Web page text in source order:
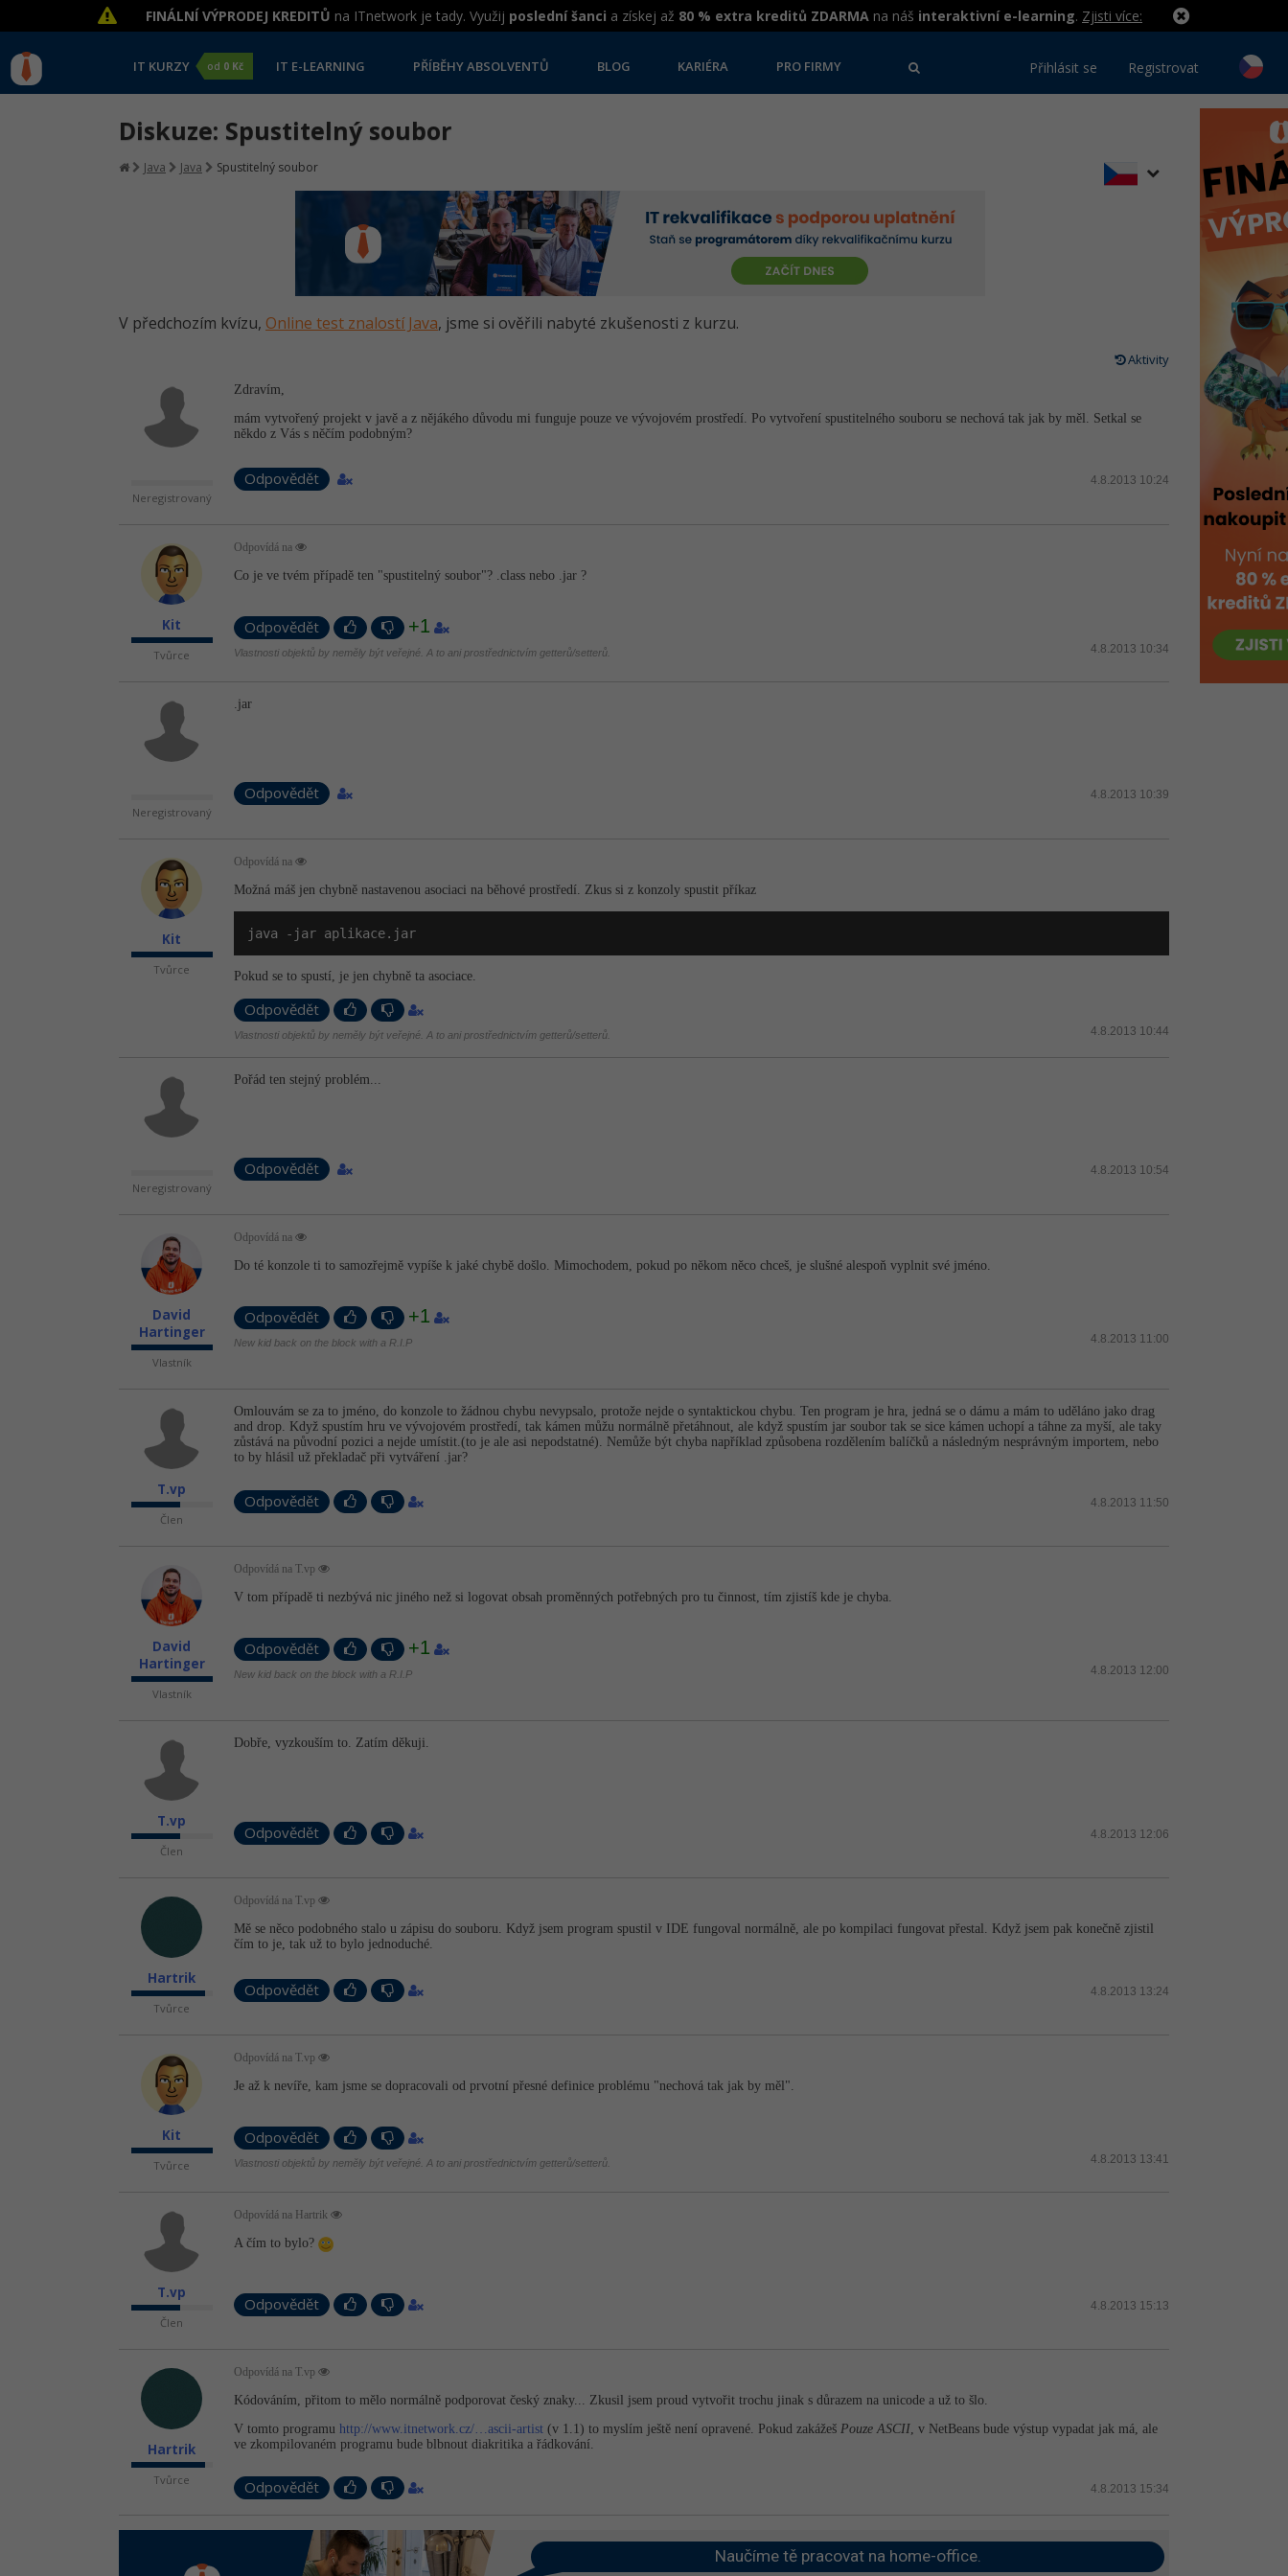
FINÁLNÍ VÝPRODEJ KREDITŮ na ITnetwork je tady. Využij poslední šanci a získej až 80 % extra kreditů ZDARMA na náš interaktivní e-learning. Zjisti více:
IT KURZY od 0 Kč IT E-LEARNING PŘÍBĚHY ABSOLVENTŮ BLOG KARIÉRA PRO FIRMY Přihlásit se Registrovat
Diskuze: Spustitelný soubor
Java Java Spustitelný soubor
V předchozím kvízu, Online test znalostí Java, jsme si ověřili nabyté zkušenosti z kurzu.
Aktivity
Neregistrovaný
Zdravím,
mám vytvořený projekt v javě a z nějákého důvodu mi funguje pouze ve vývojovém prostředí. Po vytvoření spustitelného souboru se nechová tak jak by měl. Setkal se
někdo z Vás s něčím podobným?
Odpovědět 4.8.2013 10:24
Kit
Tvůrce
Odpovídá na
Co je ve tvém případě ten "spustitelný soubor"? .class nebo .jar ?
Odpovědět +1
4.8.2013 10:34
Vlastnosti objektů by neměly být veřejné. A to ani prostřednictvím getterů/setterů.
Neregistrovaný
.jar
Odpovědět 4.8.2013 10:39
Kit
Tvůrce
Odpovídá na
Možná máš jen chybně nastavenou asociaci na běhové prostředí. Zkus si z konzoly spustit příkaz
java -jar aplikace.jar
Pokud se to spustí, je jen chybně ta asociace.
Odpovědět
4.8.2013 10:44
Vlastnosti objektů by neměly být veřejné. A to ani prostřednictvím getterů/setterů.
Neregistrovaný
Pořád ten stejný problém...
Odpovědět 4.8.2013 10:54
David
Hartinger
Vlastník
Odpovídá na
Do té konzole ti to samozřejmě vypíše k jaké chybě došlo. Mimochodem, pokud po někom něco chceš, je slušné alespoň vyplnit své jméno.
Odpovědět +1
4.8.2013 11:00
New kid back on the block with a R.I.P
T.vp
Člen
Omlouvám se za to jméno, do konzole to žádnou chybu nevypsalo, protože nejde o syntaktickou chybu. Ten program je hra, jedná se o dámu a mám to uděláno jako drag
and drop. Když spustím hru ve vývojovém prostředí, tak kámen můžu normálně přetáhnout, ale když spustím jar soubor tak se sice kámen uchopí a táhne za myší, ale taky
zůstává na původní pozici a nejde umístit.(to je ale asi nepodstatné). Nemůže být chyba například způsobena rozdělením balíčků a následným nesprávným importem, nebo
to by hlásil už překladač při vytváření .jar?
Odpovědět 4.8.2013 11:50
David
Hartinger
Vlastník
Odpovídá na T.vp
V tom případě ti nezbývá nic jiného než si logovat obsah proměnných potřebných pro tu činnost, tím zjistíš kde je chyba.
Odpovědět +1
4.8.2013 12:00
New kid back on the block with a R.I.P
T.vp
Člen
Dobře, vyzkouším to. Zatím děkuji.
Odpovědět 4.8.2013 12:06
Hartrik
Tvůrce
Odpovídá na T.vp
Mě se něco podobného stalo u zápisu do souboru. Když jsem program spustil v IDE fungoval normálně, ale po kompilaci fungovat přestal. Když jsem pak konečně zjistil
čím to je, tak už to bylo jednoduché.
Odpovědět 4.8.2013 13:24
Kit
Tvůrce
Odpovídá na T.vp
Je až k nevíře, kam jsme se dopracovali od prvotní přesné definice problému "nechová tak jak by měl".
Odpovědět
4.8.2013 13:41
Vlastnosti objektů by neměly být veřejné. A to ani prostřednictvím getterů/setterů.
T.vp
Člen
Odpovídá na Hartrik
A čím to bylo?
Odpovědět 4.8.2013 15:13
Hartrik
Tvůrce
Odpovídá na T.vp
Kódováním, přitom to mělo normálně podporovat český znaky... Zkusil jsem proud vytvořit trochu jinak s důrazem na unicode a už to šlo.
V tomto programu http://www.itnetwork.cz/…ascii-artist (v 1.1) to myslím ještě není opravené. Pokud zakážeš Pouze ASCII, v NetBeans bude výstup vypadat jak má, ale
ve zkompilovaném programu bude blbnout diakritika a řádkování.
Odpovědět 4.8.2013 15:34
Naučíme tě pracovat na home-office.